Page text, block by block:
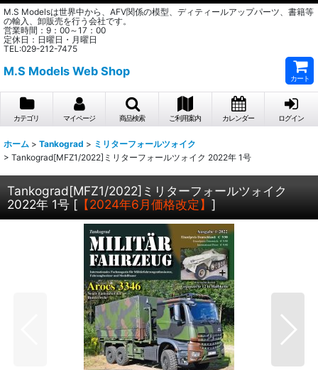
M.S Modelsは世界中から、AFV関係の模型、ディティールアップパーツ、書籍等
の輸入、卸販売を行う会社です。
営業時間：9：00～17：00
定休日：日曜日・月曜日
TEL:029-212-7475
M.S Models Web Shop
カート
カテゴリ マイページ 商品検索 ご利用案内 カレンダー ログイン
ホーム > Tankograd > ミリターフォールツォイク
> Tankograd[MFZ1/2022]ミリターフォールツォイク 2022年 1号
Tankograd[MFZ1/2022]ミリターフォールツォイク
2022年 1号 [ 【2024年6月価格改定】 ]